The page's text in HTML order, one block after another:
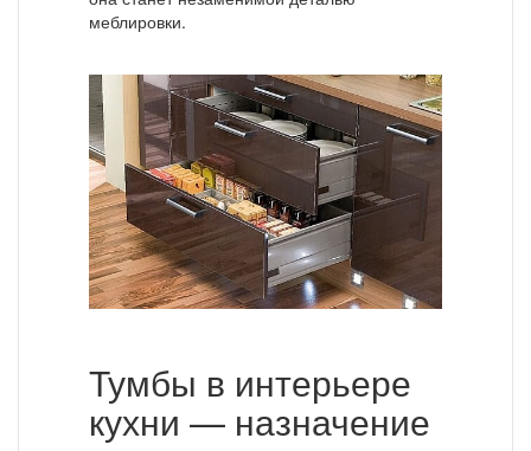
меблировки.
Тумбы в интерьере
кухни — назначение